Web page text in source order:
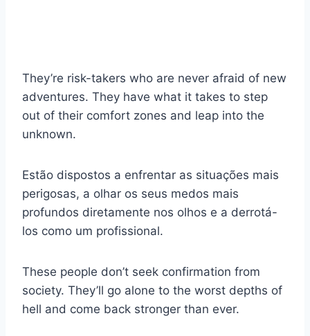
They’re risk-takers who are never afraid of new
adventures. They have what it takes to step
out of their comfort zones and leap into the
unknown.
Estão dispostos a enfrentar as situações mais
perigosas, a olhar os seus medos mais
profundos diretamente nos olhos e a derrotá-
los como um profissional.
These people don’t seek confirmation from
society. They’ll go alone to the worst depths of
hell and come back stronger than ever.